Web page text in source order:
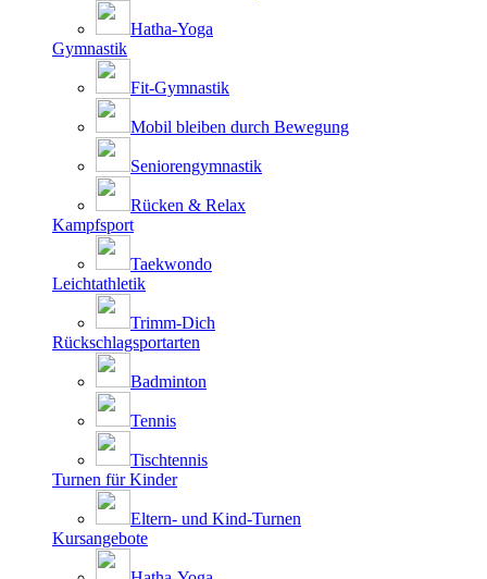
Hatha-Yoga
Gymnastik
Fit-Gymnastik
Mobil bleiben durch Bewegung
Seniorengymnastik
Rücken & Relax
Kampfsport
Taekwondo
Leichtathletik
Trimm-Dich
Rückschlagsportarten
Badminton
Tennis
Tischtennis
Turnen für Kinder
Eltern- und Kind-Turnen
Kursangebote